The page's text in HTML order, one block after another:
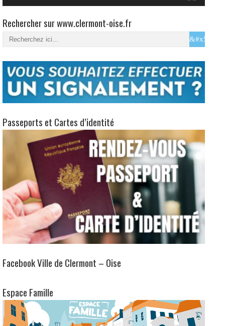
Rechercher sur www.clermont-oise.fr
Passeports et Cartes d’identité
Facebook Ville de Clermont – Oise
Espace Famille